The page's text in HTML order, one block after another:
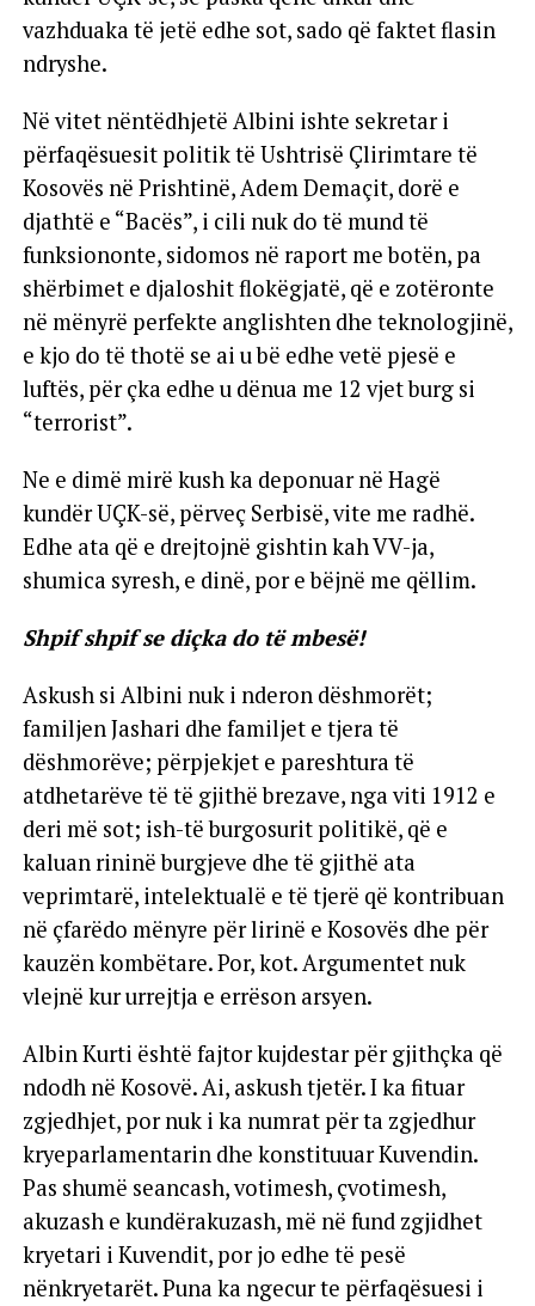
vazhduaka të jetë edhe sot, sado që faktet flasin
ndryshe.
Në vitet nëntëdhjetë Albini ishte sekretar i
përfaqësuesit politik të Ushtrisë Çlirimtare të
Kosovës në Prishtinë, Adem Demaçit, dorë e
djathtë e “Bacës”, i cili nuk do të mund të
funksiononte, sidomos në raport me botën, pa
shërbimet e djaloshit flokëgjatë, që e zotëronte
në mënyrë perfekte anglishten dhe teknologjinë,
e kjo do të thotë se ai u bë edhe vetë pjesë e
luftës, për çka edhe u dënua me 12 vjet burg si
“terrorist”.
Ne e dimë mirë kush ka deponuar në Hagë
kundër UÇK-së, përveç Serbisë, vite me radhë.
Edhe ata që e drejtojnë gishtin kah VV-ja,
shumica syresh, e dinë, por e bëjnë me qëllim.
Shpif shpif se diçka do të mbesë!
Askush si Albini nuk i nderon dëshmorët;
familjen Jashari dhe familjet e tjera të
dëshmorëve; përpjekjet e pareshtura të
atdhetarëve të të gjithë brezave, nga viti 1912 e
deri më sot; ish-të burgosurit politikë, që e
kaluan rininë burgjeve dhe të gjithë ata
veprimtarë, intelektualë e të tjerë që kontribuan
në çfarëdo mënyre për lirinë e Kosovës dhe për
kauzën kombëtare. Por, kot. Argumentet nuk
vlejnë kur urrejtja e errëson arsyen.
Albin Kurti është fajtor kujdestar për gjithçka që
ndodh në Kosovë. Ai, askush tjetër. I ka fituar
zgjedhjet, por nuk i ka numrat për ta zgjedhur
kryeparlamentarin dhe konstituuar Kuvendin.
Pas shumë seancash, votimesh, çvotimesh,
akuzash e kundërakuzash, më në fund zgjidhet
kryetari i Kuvendit, por jo edhe të pesë
nënkryetarët. Puna ka ngecur te përfaqësuesi i